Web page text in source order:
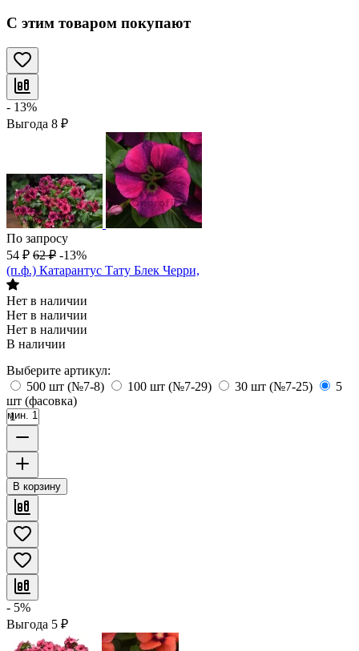
С этим товаром покупают
- 13%
Выгода 8 ₽
По запросу
54 ₽ 62 ₽ -13%
(п.ф.) Катарантус Тату Блек Черри,
Нет в наличии
Нет в наличии
Нет в наличии
В наличии
Выберите артикул:
500 шт (№7-8)
100 шт (№7-29) 30 шт (№7-25)
5
шт (фасовка)
мин. 1
В корзину
- 5%
Выгода 5 ₽